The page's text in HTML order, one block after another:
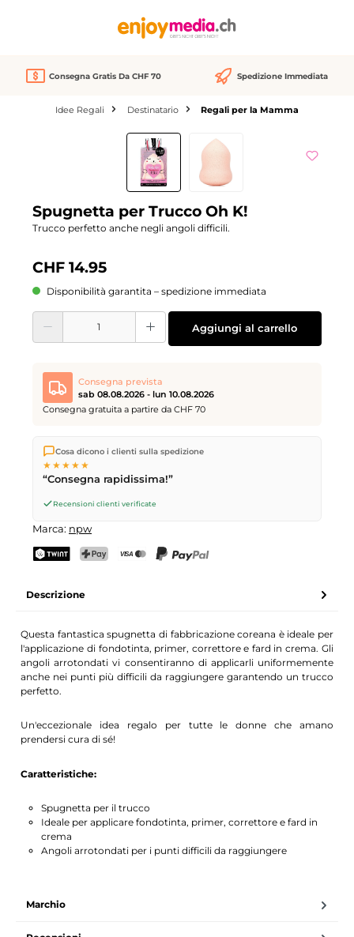
Consegna Gratis Da CHF 70 Spedizione Immediata
Idee Regali Destinatario Regali per la Mamma
Salta la galleria di immagini
Spugnetta per Trucco Oh K!
Trucco perfetto anche negli angoli difficili.
CHF 14.95
Disponibilità garantita – spedizione immediata
Quantità del prodotto: inserisci la quantità desiderata o usa i pulsanti per
Aggiungi al carrello
Consegna prevista
sab 08.08.2026 - lun 10.08.2026
Consegna gratuita a partire da CHF 70
Spediamo direttamente dal nostro magazzino a Kriens, in
Svizzera.Consegna gratuitaa partire da
effettuati entro le
giorno lavorativo successivo
venerdì, ore 17.
Cosa dicono i clienti sulla spedizione
★★★★★
“Consegna rapidissima!”
Recensioni clienti verificate
Marca: npw
Descrizione
Questa fantastica spugnetta di fabbricazione coreana è ideale per
l'applicazione di fondotinta, primer, correttore e fard in crema. Gli
angoli arrotondati vi consentiranno di applicarli uniformemente
anche nei punti più difficili da raggiungere garantendo un trucco
perfetto.
Un'eccezionale idea regalo per tutte le donne che amano
prendersi cura di sé!
Caratteristiche:
Spugnetta per il trucco
Ideale per applicare fondotinta, primer, correttore e fard in
crema
Angoli arrotondati per i punti difficili da raggiungere
Marchio